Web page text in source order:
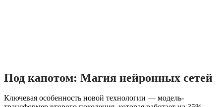
Под капотом: Магия нейронных сетей
Ключевая особенность новой технологии — модель-